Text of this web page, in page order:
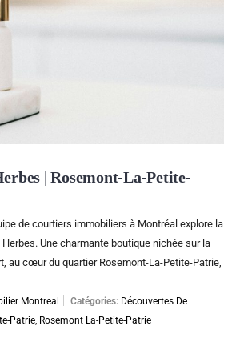
| Rosemont-La-Petite-
de courtiers immobiliers à Montréal explore la
Une charmante boutique nichée sur la
au cœur du quartier Rosemont-La-Petite-Patrie,
Montreal Catégories: Découvertes De
Patrie Rosemont La-Petite-Patrie